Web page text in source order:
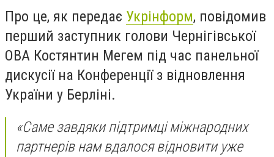
Про це, як передає Укрінформ, повідомив
перший заступник голови Чернігівської
ОВА Костянтин Мегем під час панельної
дискусії на Конференції з відновлення
України у Берліні.
«Саме завдяки підтримці міжнародних
партнерів нам вдалося відновити уже